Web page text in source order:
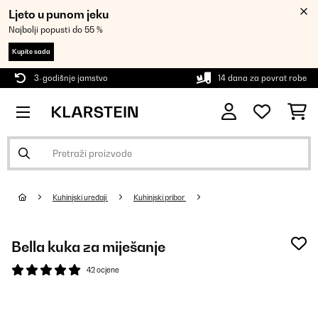
Ljeto u punom jeku
Najbolji popusti do 55 %
Kupite sada
3-godišnje jamstvo 14 dana za povrat robe
Kuhinjski uređaji Kuhinjski pribor
Bella kuka za miješanje
42 ocjene